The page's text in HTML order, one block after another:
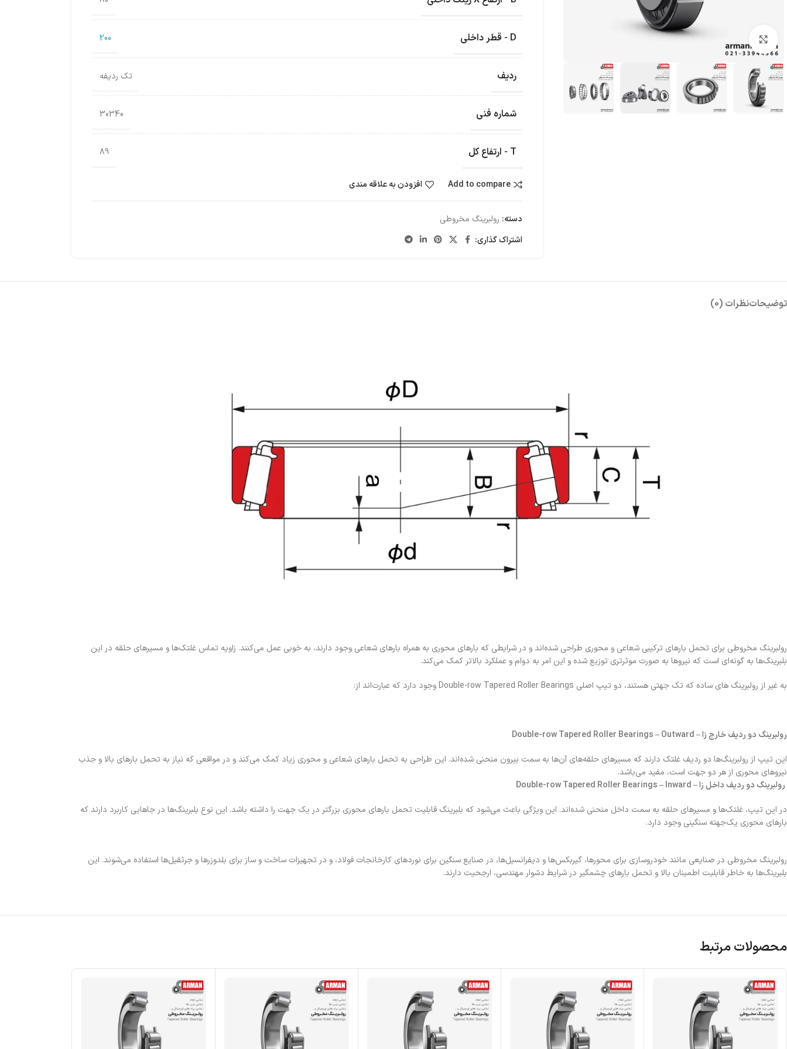
بزرگنمایی تصویر D - قطر داخلی 200
ردیف تک ردیفه
شماره فنی 30340
T - ارتفاع کل 89
Add to compare افزودن به علاقه مندی
دسته: رولبرینگ‌ مخروطی
اشتراک گذاری:
توضیحاتنظرات (0)
رولبرینگ مخروطی برای تحمل بارهای ترکیبی شعاعی و محوری طراحی شده‌اند و در شرایطی که بارهای محوری به همراه بارهای شعاعی وجود دارند، به خوبی عمل می‌کنند. زاویه تماس غلتک‌ها و مسیرهای حلقه در این
بلبرینگ‌ها به گونه‌ای است که نیروها به صورت موثرتری توزیع شده و این امر به دوام و عملکرد بالاتر کمک می‌کند.
به غیر از رولبرینگ های ساده که تک جهتی هستند، دو تیپ اصلی Double-row Tapered Roller Bearings وجود دارد که عبارت‌اند از:
رولبرینگ دو ردیف خارج زا – Double-row Tapered Roller Bearings – Outward
این تیپ از رولبرینگ‌ها دو ردیف غلتک دارند که مسیرهای حلقه‌های آن‌ها به سمت بیرون منحنی شده‌اند. این طراحی به تحمل بارهای شعاعی و محوری زیاد کمک می‌کند و در مواقعی که نیاز به تحمل بارهای بالا و جذب
نیروهای محوری از هر دو جهت است، مفید می‌باشد.
رولبرینگ دو ردیف داخل زا – Double-row Tapered Roller Bearings – Inward
در این تیپ، غلتک‌ها و مسیرهای حلقه به سمت داخل منحنی شده‌اند. این ویژگی باعث می‌شود که بلبرینگ قابلیت تحمل بارهای محوری بزرگتر در یک جهت را داشته باشد. این نوع بلبرینگ‌ها در جاهایی کاربرد دارند که
بارهای محوری یک‌جهته سنگینی وجود دارد.
رولبرینگ‌ مخروطی در صنایعی مانند خودروسازی برای محورها، گیربکس‌ها و دیفرانسیل‌ها، در صنایع سنگین برای نوردهای کارخانجات فولاد، و در تجهیزات ساخت و ساز برای بلدوزرها و جرثقیل‌ها استفاده می‌شوند. این
بلبرینگ‌ها به خاطر قابلیت اطمینان بالا و تحمل بارهای چشمگیر در شرایط دشوار مهندسی، ارجحیت دارند.
محصولات مرتبط